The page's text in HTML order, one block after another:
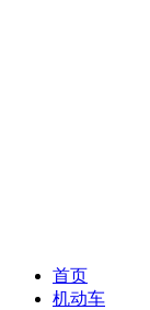
首页
机动车